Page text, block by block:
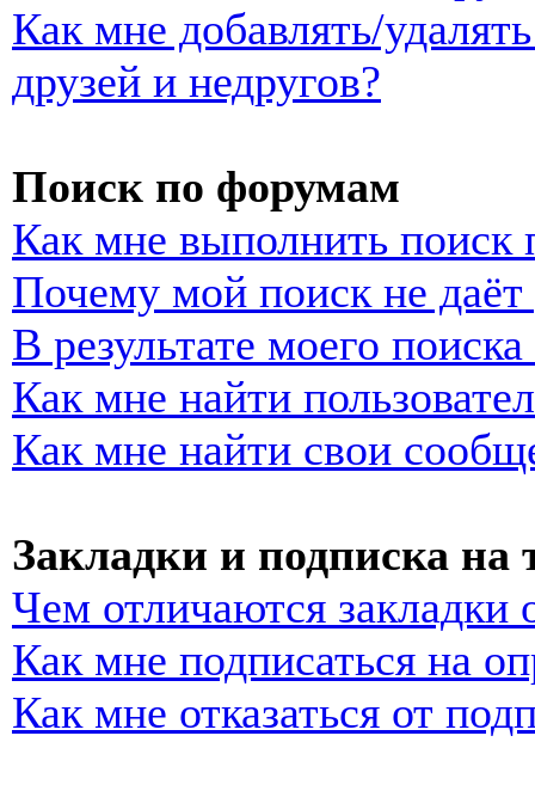
Как мне добавлять/
друзей и недругов?
Поиск по форумам
Как мне выполнить
Почему мой поиск не даёт
В результате моего
Как мне найти
Как мне найти свои
Закладки и подписка на
Чем отличаются закладки
Как мне подписаться на
Как мне отказаться от